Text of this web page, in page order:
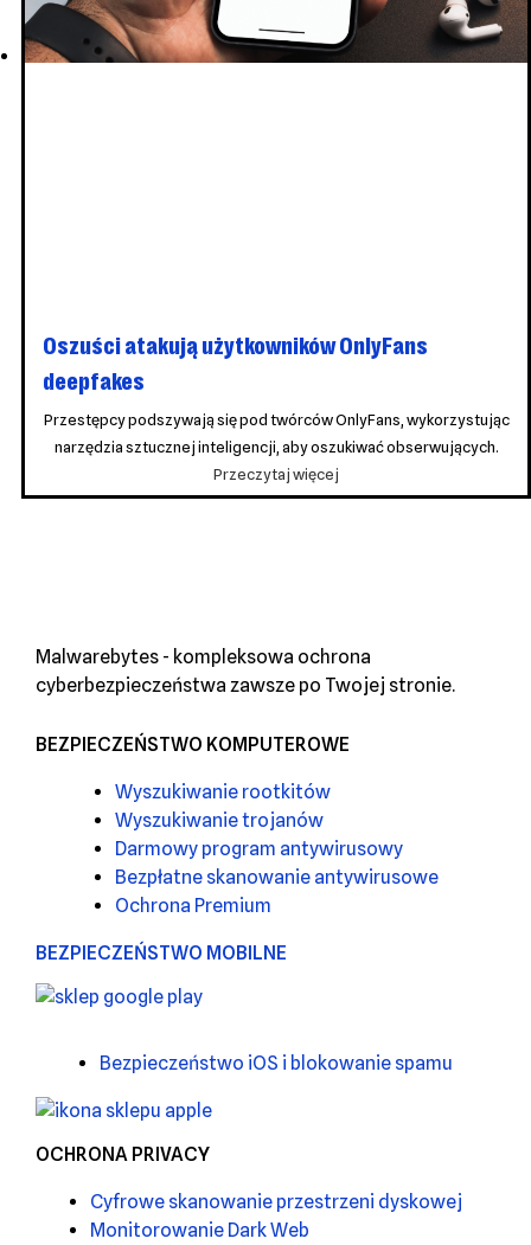
Private
Relay
Oszuści atakują użytkowników OnlyFans
deepfakes
Przestępcy podszywają się pod twórców OnlyFans, wykorzystując
narzędzia sztucznej inteligencji, aby oszukiwać obserwujących.
Przeczytaj więcej
atakują
Malwarebytes - kompleksowa ochrona
cyberbezpieczeństwa zawsze po Twojej stronie.
BEZPIECZEŃSTWO KOMPUTEROWE
Wyszukiwanie rootkitów
Wyszukiwanie trojanów
Darmowy program antywirusowy
Bezpłatne skanowanie antywirusowe
Ochrona Premium
BEZPIECZEŃSTWO MOBILNE
Bezpieczeństwo iOS i blokowanie spamu
OCHRONA PRIVACY
Cyfrowe skanowanie przestrzeni dyskowej
Monitorowanie Dark Web